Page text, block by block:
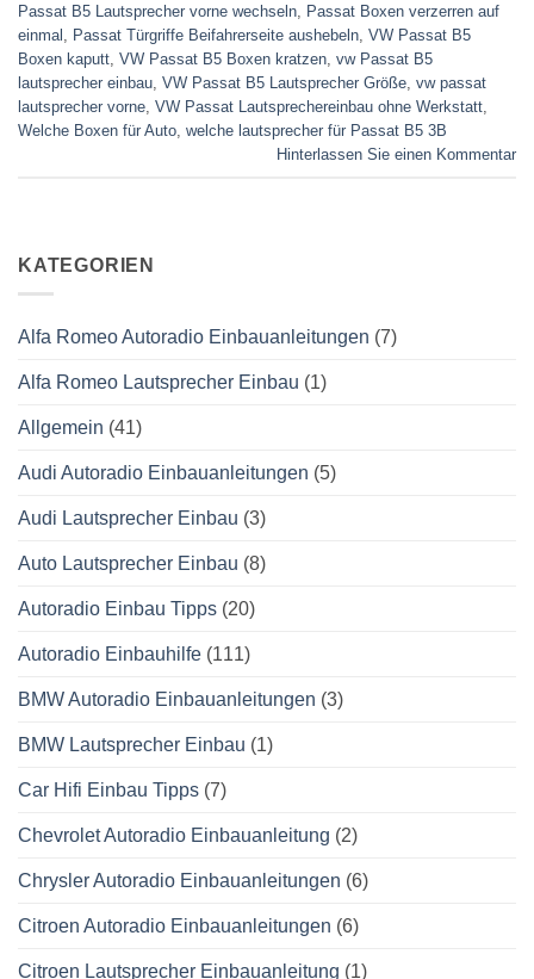
Passat B5 Lautsprecher vorne wechseln
Passat Boxen verzerren auf
einmal
Passat Türgriffe Beifahrerseite aushebeln VW Passat B5
Boxen kaputt VW Passat B5 Boxen kratzen vw Passat B5
lautsprecher einbau VW Passat B5 Lautsprecher Größe vw passat
lautsprecher vorne VW Passat Lautsprechereinbau ohne Werkstatt
Welche Boxen für Auto welche lautsprecher für Passat B5 3B
Hinterlassen Sie einen Kommentar
KATEGORIEN
Alfa Romeo Autoradio Einbauanleitungen (7)
Alfa Romeo Lautsprecher Einbau (1)
Allgemein (41)
Audi Autoradio Einbauanleitungen (5)
Audi Lautsprecher Einbau (3)
Auto Lautsprecher Einbau (8)
Autoradio Einbau Tipps (20)
Autoradio Einbauhilfe (111)
BMW Autoradio Einbauanleitungen (3)
BMW Lautsprecher Einbau (1)
Car Hifi Einbau Tipps (7)
Chevrolet Autoradio Einbauanleitung (2)
Chrysler Autoradio Einbauanleitungen (6)
Citroen Autoradio Einbauanleitungen (6)
Citroen Lautsprecher Einbauanleitung (1)